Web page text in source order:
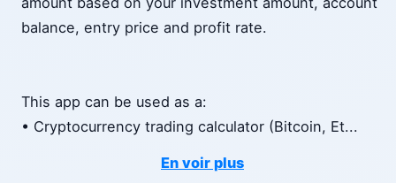
balance, entry price and profit rate.
This app can be used as a:
• Cryptocurrency trading calculator (Bitcoin, Et...
En voir plus